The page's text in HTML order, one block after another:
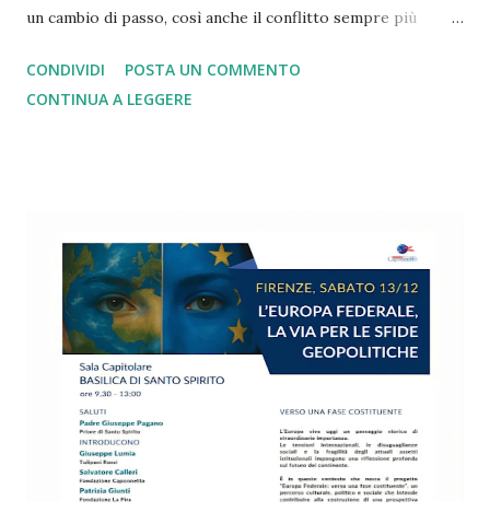
un cambio di passo, così anche il conflitto sempre più
dazi imposti da Trump e subiti senza una reazione
adeguata. Altrettanto si può dire di tutti i nodi irrisolti
di genere, generazionali e territoriali fuori controllo. Su
tutte le sfide più drammatiche l’Unione Europea arranca e
si va via via sfaldando. Da più parti si presentano report
molto critici, come quello ben documentato di Draghi. Lo
stesso piglio critico lo ritroviamo in diversi interventi di
Romano Prodi e di altri leader e intellettuali sinceramente
europeisti. Ma a ben ve...
CONDIVIDI
POSTA UN COMMENTO
CONTINUA A LEGGERE